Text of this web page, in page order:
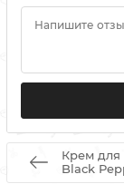
Напишите
Крем для
Black